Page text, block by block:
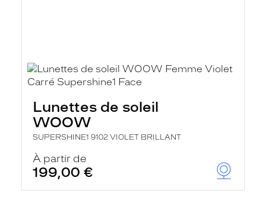
Lunettes de soleil
WOOW
SUPERSHINE1 9102 VIOLET BRILLANT
À partir de
199,00 €